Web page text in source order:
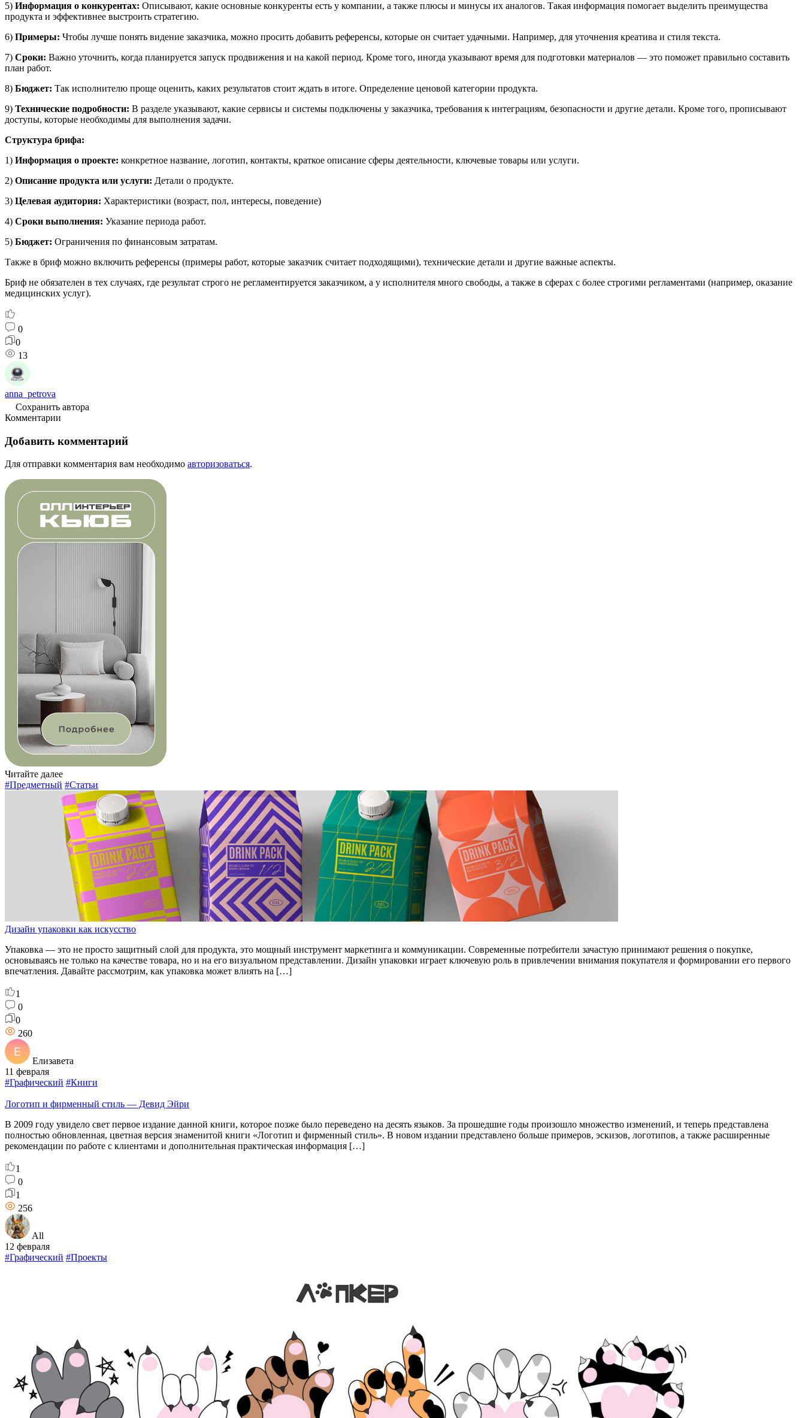
5) Информация о конкурентах: Описывают, какие основные конкуренты есть у компании, а также плюсы и минусы их аналогов. Такая информация помогает выделить преимущества
продукта и эффективнее выстроить стратегию.
6) Примеры: Чтобы лучше понять видение заказчика, можно просить добавить референсы, которые он считает удачными. Например, для уточнения креатива и стиля текста.
7) Сроки: Важно уточнить, когда планируется запуск продвижения и на какой период. Кроме того, иногда указывают время для подготовки материалов — это поможет правильно составить
план работ.
8) Бюджет: Так исполнителю проще оценить, каких результатов стоит ждать в итоге. Определение ценовой категории продукта.
9) Технические подробности: В разделе указывают, какие сервисы и системы подключены у заказчика, требования к интеграциям, безопасности и другие детали. Кроме того, прописывают
доступы, которые необходимы для выполнения задачи.
Структура брифа:
1) Информация о проекте: конкретное название, логотип, контакты, краткое описание сферы деятельности, ключевые товары или услуги.
2) Описание продукта или услуги: Детали о продукте.
3) Целевая аудитория: Характеристики (возраст, пол, интересы, поведение)
4) Сроки выполнения: Указание периода работ.
5) Бюджет: Ограничения по финансовым затратам.
Также в бриф можно включить референсы (примеры работ, которые заказчик считает подходящими), технические детали и другие важные аспекты.
Бриф не обязателен в тех случаях, где результат строго не регламентируется заказчиком, а у исполнителя много свободы, а также в сферах с более строгими регламентами (например, оказание
медицинских услуг).
0
0
13
anna_petrova
Сохранить автора
Комментарии
Добавить комментарий
Для отправки комментария вам необходимо авторизоваться.
Читайте далее
#Предметный #Статьи
Дизайн упаковки как искусство
Упаковка — это не просто защитный слой для продукта, это мощный инструмент маркетинга и коммуникации. Современные потребители зачастую принимают решения о покупке,
основываясь не только на качестве товара, но и на его визуальном представлении. Дизайн упаковки играет ключевую роль в привлечении внимания покупателя и формировании его первого
впечатления. Давайте рассмотрим, как упаковка может влиять на […]
1
0
0
260
Елизавета
11 февраля
#Графический #Книги
Логотип и фирменный стиль — Девид Эйри
В 2009 году увидело свет первое издание данной книги, которое позже было переведено на десять языков. За прошедшие годы произошло множество изменений, и теперь представлена
полностью обновленная, цветная версия знаменитой книги «Логотип и фирменный стиль». В новом издании представлено больше примеров, эскизов, логотипов, а также расширенные
рекомендации по работе с клиентами и дополнительная практическая информация […]
1
0
1
256
All
12 февраля
#Графический #Проекты